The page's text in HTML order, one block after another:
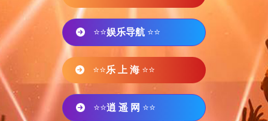
⭐⭐娱乐导航 ⭐⭐
⭐⭐乐 上 海 ⭐⭐
⭐⭐逍 遥 网 ⭐⭐